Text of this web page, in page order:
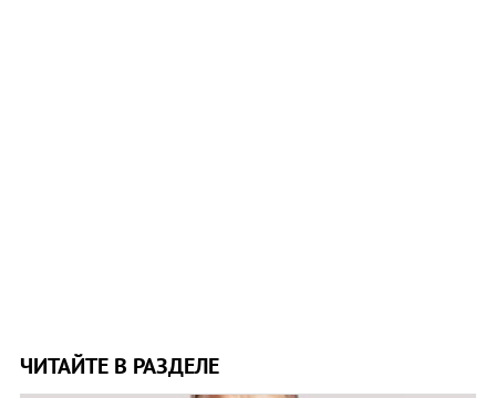
ЧИТАЙТЕ В РАЗДЕЛЕ